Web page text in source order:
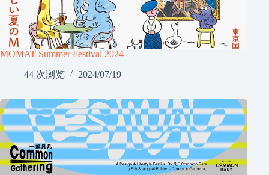
MOMAT Summer Festival 2024
44 次浏览
2024/07/19